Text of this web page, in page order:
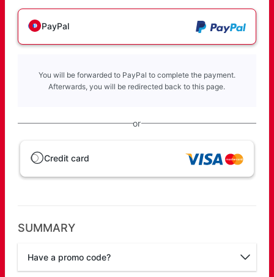
PayPal
You will be forwarded to PayPal to complete the payment.
Afterwards, you will be redirected back to this page.
or
Credit card
SUMMARY
Have a promo code?